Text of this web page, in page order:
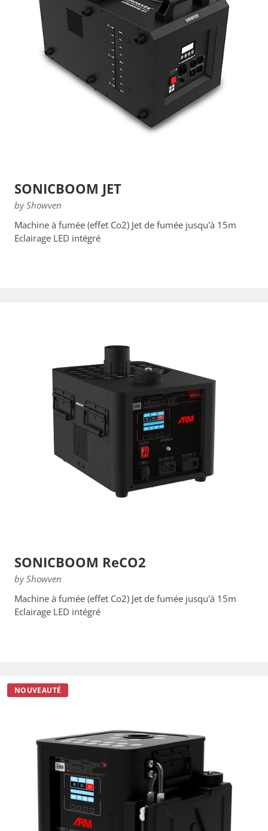
SONICBOOM JET
by Showven
Machine à fumée (effet Co2) Jet de fumée jusqu'à 15m
Eclairage LED intégré
SONICBOOM ReCO2
by Showven
Machine à fumée (effet Co2) Jet de fumée jusqu'à 15m
Eclairage LED intégré
NOUVEAUTÉ